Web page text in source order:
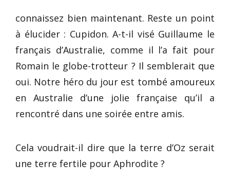
connaissez bien maintenant. Reste un point
à élucider : Cupidon. A-t-il visé Guillaume le
français d’Australie, comme il l’a fait pour
Romain le globe-trotteur ? Il semblerait que
oui. Notre héro du jour est tombé amoureux
en Australie d’une jolie française qu’il a
rencontré dans une soirée entre amis.
Cela voudrait-il dire que la terre d’Oz serait
une terre fertile pour Aphrodite ?